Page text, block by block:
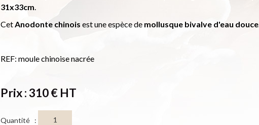
31x33cm
Cet Anodonte chinois est une espèce de mollusque bivalve d'eau douce
REF: moule chinoise nacrée
Prix : 310 € HT
Quantité :